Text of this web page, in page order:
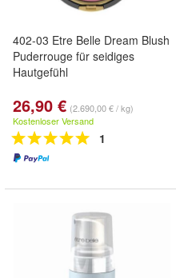
402-03 Etre Belle Dream Blush
Puderrouge für seidiges
Hautgefühl
26,90 € (2.690,00 € / kg)
Kostenloser Versand
1